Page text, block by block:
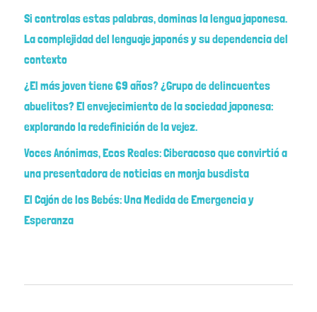
Si controlas estas palabras, dominas la lengua japonesa.
La complejidad del lenguaje japonés y su dependencia del
contexto
¿El más joven tiene 69 años? ¿Grupo de delincuentes
abuelitos? El envejecimiento de la sociedad japonesa:
explorando la redefinición de la vejez.
Voces Anónimas, Ecos Reales: Ciberacoso que convirtió a
una presentadora de noticias en monja busdista
El Cajón de los Bebés: Una Medida de Emergencia y
Esperanza